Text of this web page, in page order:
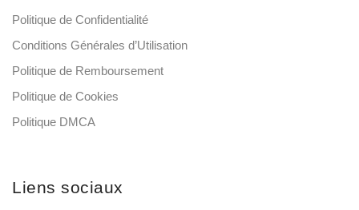
Politique de Confidentialité
Conditions Générales d’Utilisation
Politique de Remboursement
Politique de Cookies
Politique DMCA
Liens sociaux